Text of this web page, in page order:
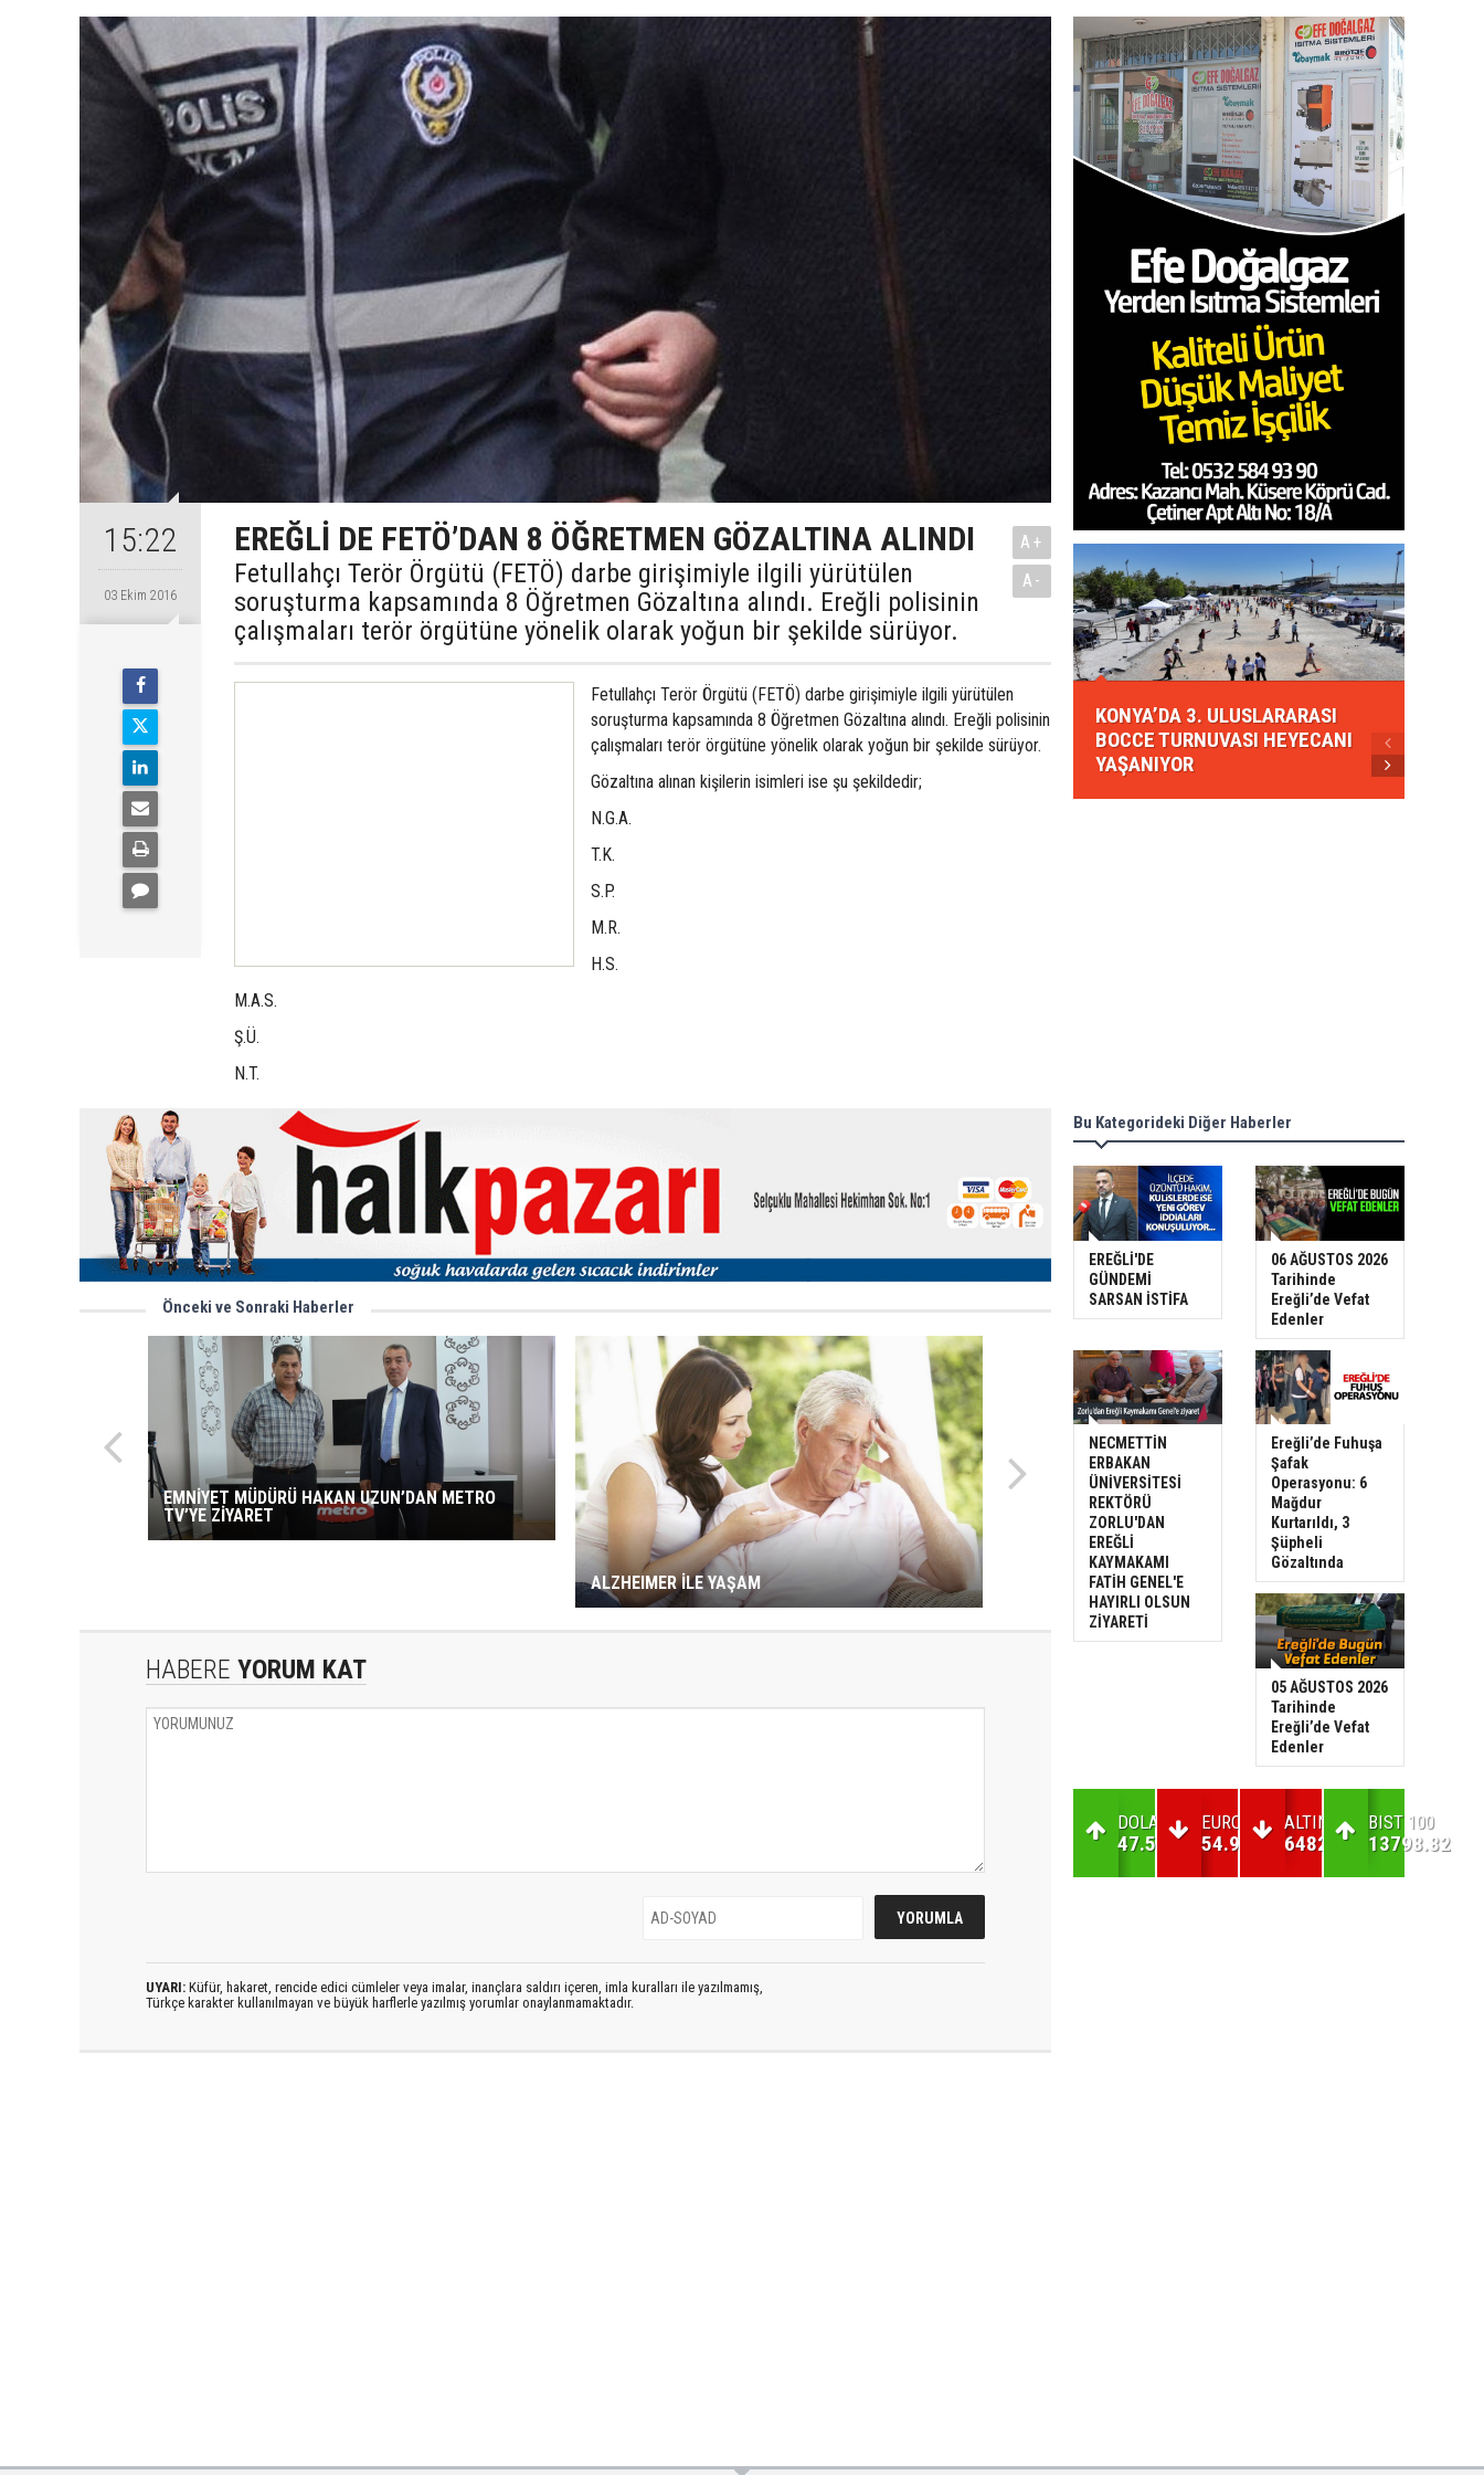
15:22
03 Ekim 2016
EREĞLİ DE FETÖ’DAN 8 ÖĞRETMEN GÖZALTINA ALINDI
Fetullahçı Terör Örgütü (FETÖ) darbe girişimiyle ilgili yürütülen
soruşturma kapsamında 8 Öğretmen Gözaltına alındı. Ereğli polisinin
çalışmaları terör örgütüne yönelik olarak yoğun bir şekilde sürüyor.
A+
A-
Fetullahçı Terör Örgütü (FETÖ) darbe girişimiyle ilgili yürütülen
soruşturma kapsamında 8 Öğretmen Gözaltına alındı. Ereğli polisinin
çalışmaları terör örgütüne yönelik olarak yoğun bir şekilde sürüyor.
Gözaltına alınan kişilerin isimleri ise şu şekildedir;
N.G.A.
T.K.
S.P.
M.R.
H.S.
M.A.S.
Ş.Ü.
N.T.
Önceki ve Sonraki Haberler
EMNİYET MÜDÜRÜ HAKAN UZUN’DAN METRO
TV’YE ZİYARET
ALZHEIMER İLE YAŞAM
HABERE YORUM KAT
UYARI: Küfür, hakaret, rencide edici cümleler veya imalar, inançlara saldırı içeren, imla kuralları ile yazılmamış,
Türkçe karakter kullanılmayan ve büyük harflerle yazılmış yorumlar onaylanmamaktadır.
KONYA’DA 3. ULUSLARARASI
BOCCE TURNUVASI HEYECANI
YAŞANIYOR
Bu Kategorideki Diğer Haberler
EREĞLİ'DE
GÜNDEMİ
SARSAN İSTİFA
06 AĞUSTOS 2026
Tarihinde
Ereğli’de Vefat
Edenler
NECMETTİN
ERBAKAN
ÜNİVERSİTESİ
REKTÖRÜ
ZORLU'DAN
EREĞLİ
KAYMAKAMI
FATİH GENEL'E
HAYIRLI OLSUN
ZİYARETİ
Ereğli’de Fuhuşa
Şafak
Operasyonu: 6
Mağdur
Kurtarıldı, 3
Şüpheli
Gözaltında
05 AĞUSTOS 2026
Tarihinde
Ereğli’de Vefat
Edenler
DOLAR
47.58
EURO
54.94
ALTIN
6482.67
BIST 100
13798.82